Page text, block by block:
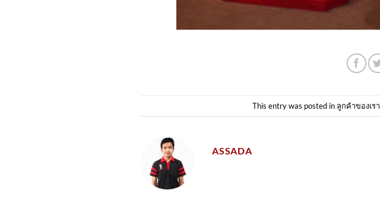
This entry was posted in ลูกค้าของเรา
ASSADA